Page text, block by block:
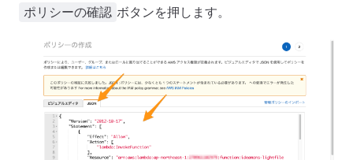
ポリシーの確認 ボタンを押します。